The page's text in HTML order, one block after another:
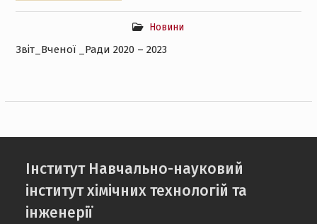
Новини
Звіт_Вченої _Ради 2020 – 2023
Інститут Навчально-науковий
інститут хімічних технологій та
інженерії